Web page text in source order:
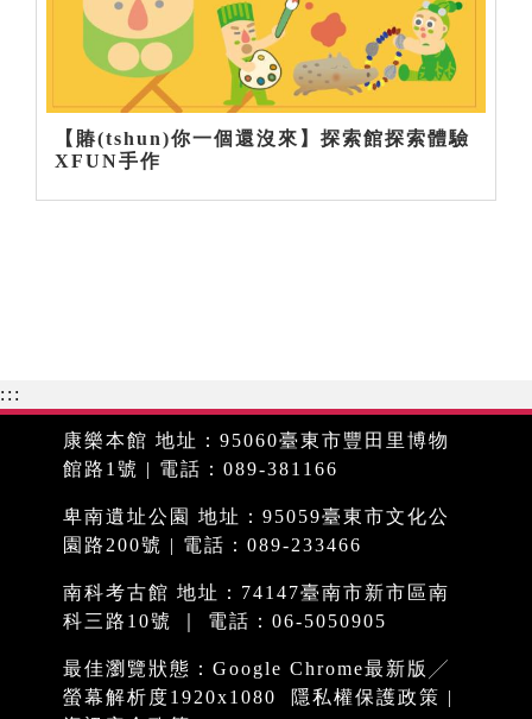
【賰(tshun)你一個還沒來】探索館探索體驗
XFUN手作
:::
康樂本館 地址：95060臺東市豐田里博物
館路1號 | 電話：089-381166
卑南遺址公園 地址：95059臺東市文化公
園路200號 | 電話：089-233466
南科考古館 地址：74147臺南市新市區南
科三路10號 ｜ 電話：06-5050905
最佳瀏覽狀態：Google Chrome最新版╱
螢幕解析度1920x1080
隱私權保護政策 |